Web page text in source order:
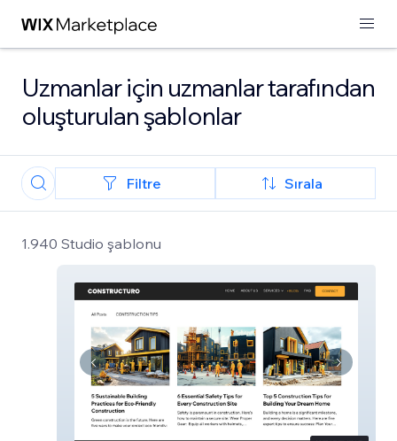
Uzmanlar için uzmanlar tarafından
oluşturulan şablonlar
Filtre Sırala
1.940 Studio şablonu